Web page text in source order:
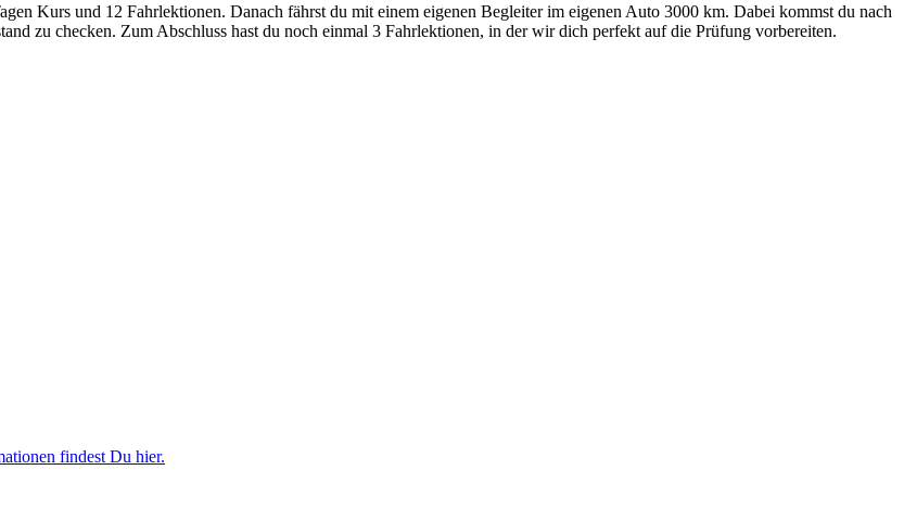
Kurs und 12 Fahrlektionen. Danach fährst du mit einem eigenen Begleiter im eigenen Auto 3000 km. Dabei kommst du nach
zu checken. Zum Abschluss hast du noch einmal 3 Fahrlektionen, in der wir dich perfekt auf die Prüfung vorbereiten.
findest Du hier.